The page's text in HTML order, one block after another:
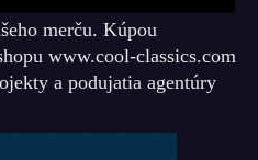
merču. Kúpou
www.cool-classics.com
a podujatia agentúry